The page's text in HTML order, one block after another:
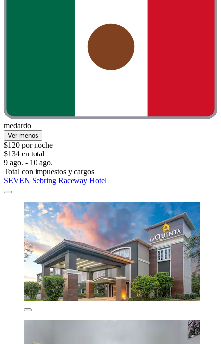
medardo
Ver menos
$120 por noche
$134 en total
9 ago. - 10 ago.
Total con impuestos y cargos
SEVEN Sebring Raceway Hotel